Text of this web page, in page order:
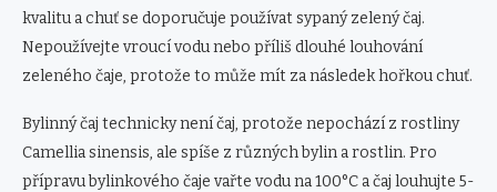
kvalitu a chuť se doporučuje používat sypaný zelený čaj.
Nepoužívejte vroucí vodu nebo příliš dlouhé louhování
zeleného čaje, protože to může mít za následek hořkou chuť.
Bylinný čaj technicky není čaj, protože nepochází z rostliny
Camellia sinensis, ale spíše z různých bylin a rostlin. Pro
přípravu bylinkového čaje vařte vodu na 100°C a čaj louhujte 5-